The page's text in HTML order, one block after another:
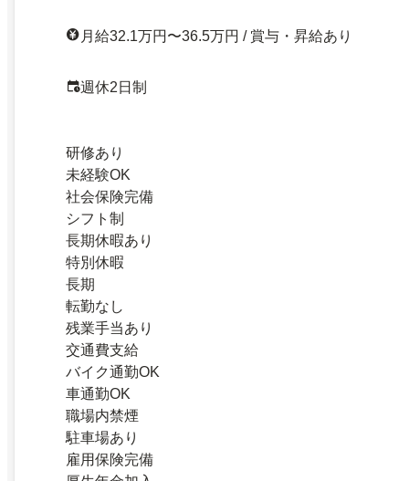
月給32.1万円〜36.5万円 / 賞与・昇給あり
週休2日制
研修あり
未経験OK
社会保険完備
シフト制
長期休暇あり
特別休暇
長期
転勤なし
残業手当あり
交通費支給
バイク通勤OK
車通勤OK
職場内禁煙
駐車場あり
雇用保険完備